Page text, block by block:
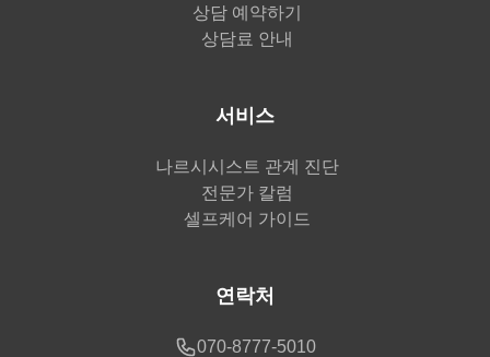
상담 예약하기
상담료 안내
서비스
나르시시스트 관계 진단
전문가 칼럼
셀프케어 가이드
연락처
070-8777-5010